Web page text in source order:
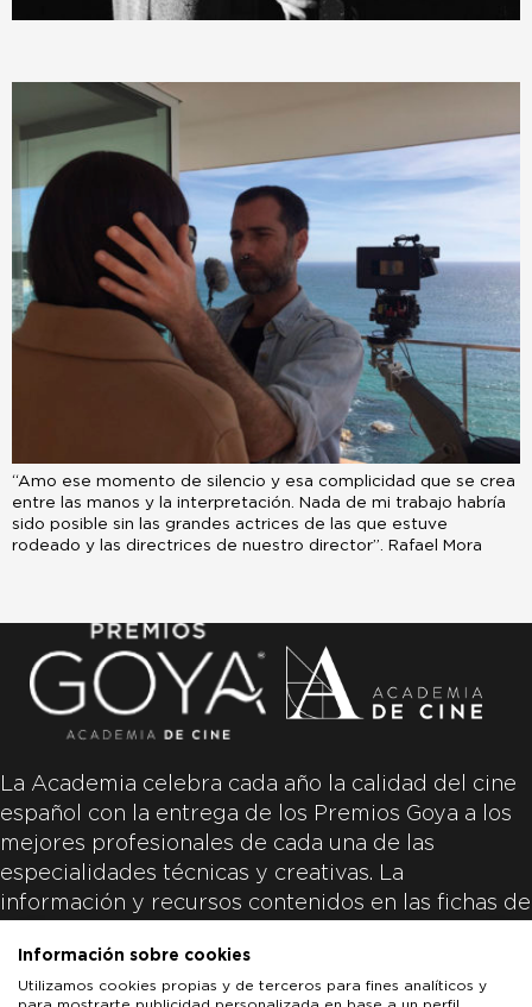
“Amo ese momento de silencio y esa complicidad que se crea
entre las manos y la interpretación. Nada de mi trabajo habría
sido posible sin las grandes actrices de las que estuve
rodeado y las directrices de nuestro director”. Rafael Mora
La Academia celebra cada año la calidad del cine
español con la entrega de los Premios Goya a los
mejores profesionales de cada una de las
especialidades técnicas y creativas. La
información y recursos contenidos en las fichas de
productoras de las películas y responsabilidad
única y exclusiva de las mismas.
Información sobre cookies
Utilizamos cookies propias y de terceros para fines analíticos y